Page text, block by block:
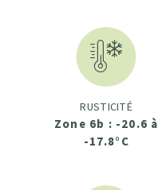
RUSTICITÉ
Zone 6b : -20.6 à
-17.8°C